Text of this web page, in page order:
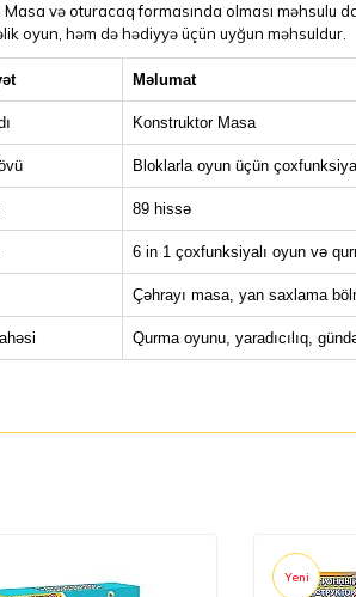
və oturacaq formasında olması məhsulu
oyun, həm də hədiyyə üçün uyğun məhsuldur.
Məlumat
Konstruktor Masa
Bloklarla oyun üçün
89 hissə
6 in 1 çoxfunksiyalı oyun və
Çəhrayı masa, yan saxlama
Qurma oyunu, yaradıcılıq,
Yeni